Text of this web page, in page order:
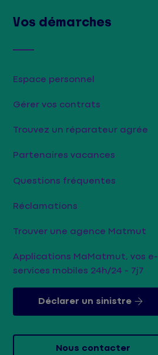
Vos démarches
Espace personnel
Gérer vos contrats
Trouvez un réparateur agrée
Partenaires vacances
Questions fréquentes
Réclamations
Trouver une agence Matmut
Applications MaMatmut, vos e-
services mobiles 24h/24 - 7j7
Déclarer un sinistre
Nous contacter